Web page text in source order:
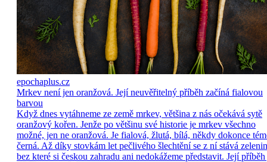
epochaplus.cz
Mrkev není jen oranžová. Její neuvěřitelný příběh začíná fialovou
barvou
Když dnes vytáhneme ze země mrkev, většina z nás očekává sytě
oranžový kořen. Jenže po většinu své historie je mrkev všechno
možné, jen ne oranžová. Je fialová, žlutá, bílá, někdy dokonce
černá. Až díky stovkám let pečlivého šlechtění se z ní stává
bez které si českou zahradu ani nedokážeme představit. Její příběh